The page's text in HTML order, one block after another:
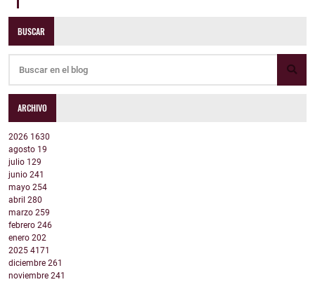
BUSCAR
ARCHIVO
2026 1630
agosto 19
julio 129
junio 241
mayo 254
abril 280
marzo 259
febrero 246
enero 202
2025 4171
diciembre 261
noviembre 241